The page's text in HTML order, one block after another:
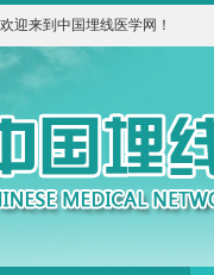
欢迎来到中国埋线医学网！